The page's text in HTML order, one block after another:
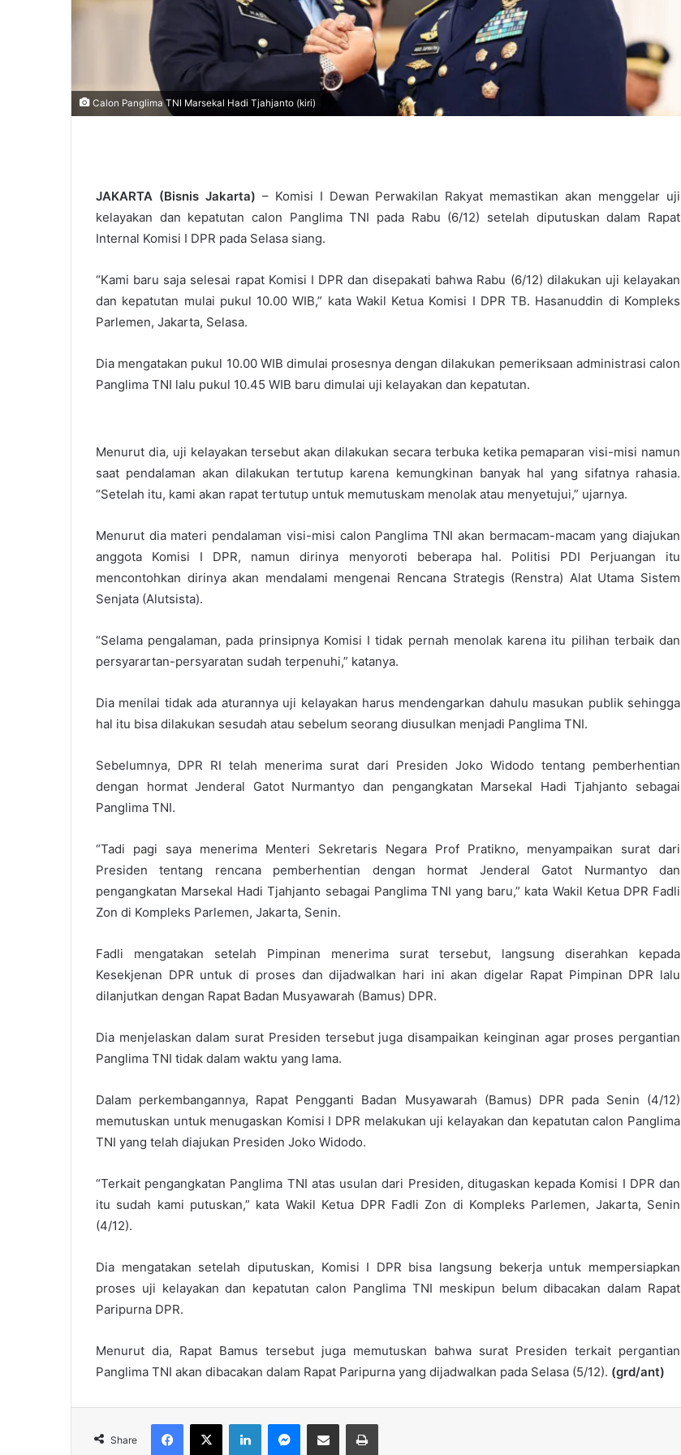
Calon Panglima TNI Marsekal Hadi Tjahjanto (kiri)
JAKARTA (Bisnis Jakarta) – Komisi I Dewan Perwakilan Rakyat memastikan akan menggelar uji
kelayakan dan kepatutan calon Panglima TNI pada Rabu (6/12) setelah diputuskan dalam Rapat
Internal Komisi I DPR pada Selasa siang.
“Kami baru saja selesai rapat Komisi I DPR dan disepakati bahwa Rabu (6/12) dilakukan uji kelayakan
dan kepatutan mulai pukul 10.00 WIB,” kata Wakil Ketua Komisi I DPR TB. Hasanuddin di Kompleks
Parlemen, Jakarta, Selasa.
Dia mengatakan pukul 10.00 WIB dimulai prosesnya dengan dilakukan pemeriksaan administrasi calon
Panglima TNI lalu pukul 10.45 WIB baru dimulai uji kelayakan dan kepatutan.
Menurut dia, uji kelayakan tersebut akan dilakukan secara terbuka ketika pemaparan visi-misi namun
saat pendalaman akan dilakukan tertutup karena kemungkinan banyak hal yang sifatnya rahasia.
“Setelah itu, kami akan rapat tertutup untuk memutuskam menolak atau menyetujui,” ujarnya.
Menurut dia materi pendalaman visi-misi calon Panglima TNI akan bermacam-macam yang diajukan
anggota Komisi I DPR, namun dirinya menyoroti beberapa hal. Politisi PDI Perjuangan itu
mencontohkan dirinya akan mendalami mengenai Rencana Strategis (Renstra) Alat Utama Sistem
Senjata (Alutsista).
“Selama pengalaman, pada prinsipnya Komisi I tidak pernah menolak karena itu pilihan terbaik dan
persyarartan-persyaratan sudah terpenuhi,” katanya.
Dia menilai tidak ada aturannya uji kelayakan harus mendengarkan dahulu masukan publik sehingga
hal itu bisa dilakukan sesudah atau sebelum seorang diusulkan menjadi Panglima TNI.
Sebelumnya, DPR RI telah menerima surat dari Presiden Joko Widodo tentang pemberhentian
dengan hormat Jenderal Gatot Nurmantyo dan pengangkatan Marsekal Hadi Tjahjanto sebagai
Panglima TNI.
“Tadi pagi saya menerima Menteri Sekretaris Negara Prof Pratikno, menyampaikan surat dari
Presiden tentang rencana pemberhentian dengan hormat Jenderal Gatot Nurmantyo dan
pengangkatan Marsekal Hadi Tjahjanto sebagai Panglima TNI yang baru,” kata Wakil Ketua DPR Fadli
Zon di Kompleks Parlemen, Jakarta, Senin.
Fadli mengatakan setelah Pimpinan menerima surat tersebut, langsung diserahkan kepada
Kesekjenan DPR untuk di proses dan dijadwalkan hari ini akan digelar Rapat Pimpinan DPR lalu
dilanjutkan dengan Rapat Badan Musyawarah (Bamus) DPR.
Dia menjelaskan dalam surat Presiden tersebut juga disampaikan keinginan agar proses pergantian
Panglima TNI tidak dalam waktu yang lama.
Dalam perkembangannya, Rapat Pengganti Badan Musyawarah (Bamus) DPR pada Senin (4/12)
memutuskan untuk menugaskan Komisi I DPR melakukan uji kelayakan dan kepatutan calon Panglima
TNI yang telah diajukan Presiden Joko Widodo.
“Terkait pengangkatan Panglima TNI atas usulan dari Presiden, ditugaskan kepada Komisi I DPR dan
itu sudah kami putuskan,” kata Wakil Ketua DPR Fadli Zon di Kompleks Parlemen, Jakarta, Senin
(4/12).
Dia mengatakan setelah diputuskan, Komisi I DPR bisa langsung bekerja untuk mempersiapkan
proses uji kelayakan dan kepatutan calon Panglima TNI meskipun belum dibacakan dalam Rapat
Paripurna DPR.
Menurut dia, Rapat Bamus tersebut juga memutuskan bahwa surat Presiden terkait pergantian
Panglima TNI akan dibacakan dalam Rapat Paripurna yang dijadwalkan pada Selasa (5/12). (grd/ant)
Share